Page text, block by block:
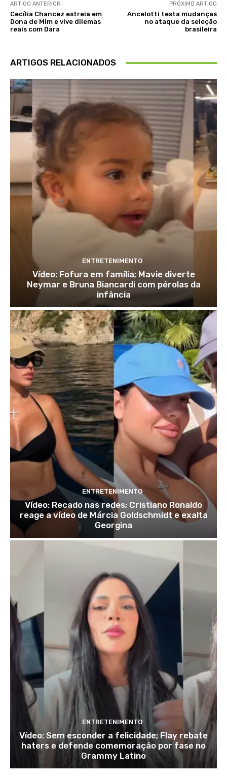
ARTIGO ANTERIOR
Cecília Chancez estreia em
Dona de Mim e vive dilemas
reais com Dara
PRÓXIMO ARTIGO
Ancelotti testa mudanças
no ataque da seleção
brasileira
ARTIGOS RELACIONADOS
ENTRETENIMENTO
Vídeo: Fofura em família; Mavie diverte
Neymar e Bruna Biancardi com pérolas da
infância
ENTRETENIMENTO
Vídeo: Recado nas redes; Cristiano Ronaldo
reage a vídeo de Márcia Goldschmidt e exalta
Georgina
ENTRETENIMENTO
Vídeo: Sem esconder a felicidade; Flay rebate
haters e defende comemoração por fase no
Grammy Latino